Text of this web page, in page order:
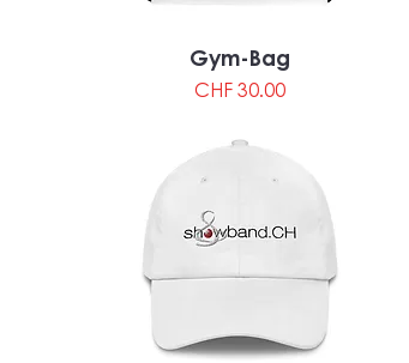
Gym-Bag
Preis
CHF 30.00